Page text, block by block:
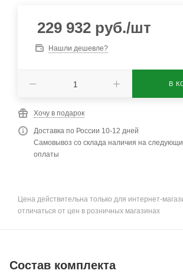
229 932 руб./шт
Нашли дешевле?
В
Хочу в подарок
Доставка по России 10-12 дней
Самовывоз со склада наличия на
оплаты
Цена действительна только для интернет-
отличаться от цен в розничных магазинах
Состав комплекта